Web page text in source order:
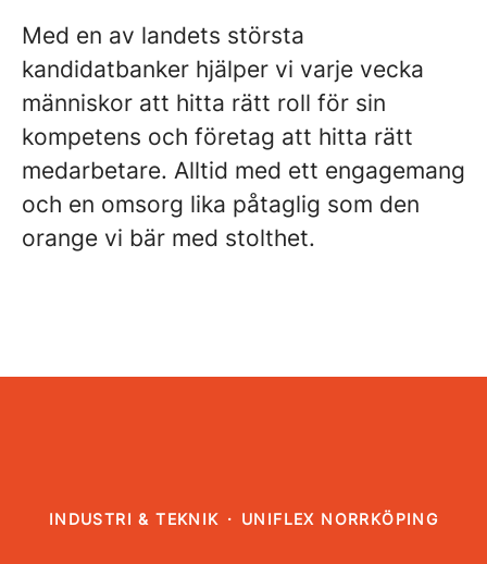
Med en av landets största
kandidatbanker hjälper vi varje vecka
människor att hitta rätt roll för sin
kompetens och företag att hitta rätt
medarbetare. Alltid med ett engagemang
och en omsorg lika påtaglig som den
orange vi bär med stolthet.
INDUSTRI & TEKNIK · UNIFLEX NORRKÖPING